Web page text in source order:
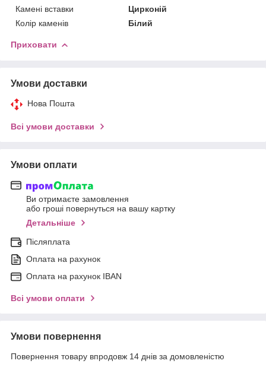
Камені вставки
Цирконій
Колір каменів
Білий
Приховати
Умови доставки
Нова Пошта
Всі умови доставки
Умови оплати
Ви отримаєте замовлення
або гроші повернуться на вашу картку
Детальніше
Післяплата
Оплата на рахунок
Оплата на рахунок IBAN
Всі умови оплати
Умови повернення
Повернення товару впродовж 14 днів за домовленістю